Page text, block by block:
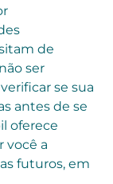
de
ser
se sua
antes de se
oferece
você a
futuros, em